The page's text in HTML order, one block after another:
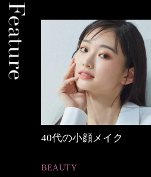
働く女性のバッグの中身
FASHION